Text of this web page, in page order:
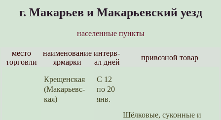
г. Макарьев и Макарьевский уезд
населенные пункты
место
торговли
наименова­ние
ярмарки
интерв­
ал дней
привозной товар
Крещенс­кая
(Макарьевс­
кая)
С 12
по 20
янв.
Шёлковые, суконные и